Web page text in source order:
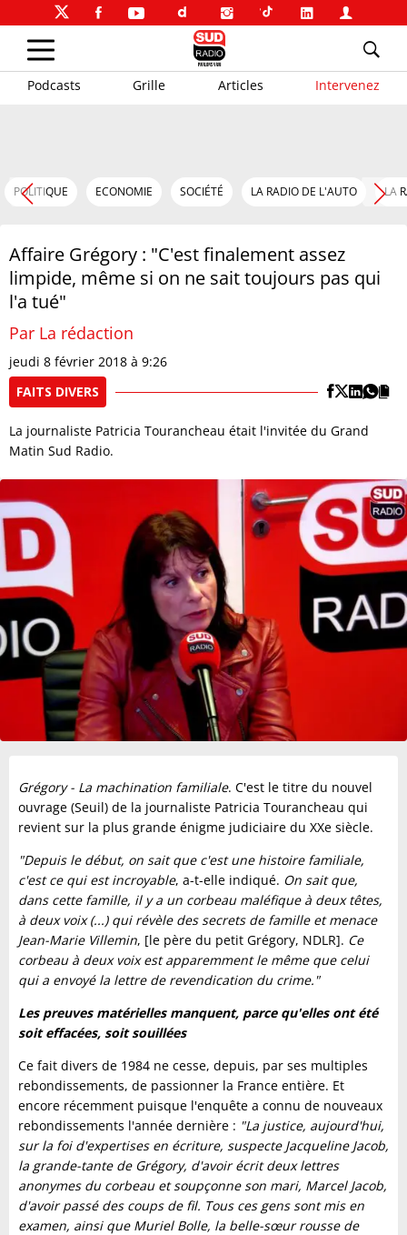
Podcasts Grille Articles Intervenez
POLITIQUE ECONOMIE SOCIÉTÉ LA RADIO DE L'AUTO LA
Affaire Grégory : "C'est finalement assez
limpide, même si on ne sait toujours pas qui
l'a tué"
Par La rédaction
jeudi 8 février 2018 à 9:26
FAITS DIVERS
La journaliste Patricia Tourancheau était l'invitée du Grand
Matin Sud Radio.
Grégory - La machination familiale. C'est le titre du nouvel
ouvrage (Seuil) de la journaliste Patricia Tourancheau qui
revient sur la plus grande énigme judiciaire du XXe siècle.
"Depuis le début, on sait que c'est une histoire familiale,
c'est ce qui est incroyable, a-t-elle indiqué. On sait que,
dans cette famille, il y a un corbeau maléfique à deux têtes,
à deux voix (...) qui révèle des secrets de famille et menace
Jean-Marie Villemin, [le père du petit Grégory, NDLR]. Ce
corbeau à deux voix est apparemment le même que celui
qui a envoyé la lettre de revendication du crime."
Les preuves matérielles manquent, parce qu'elles ont été
soit effacées, soit souillées
Ce fait divers de 1984 ne cesse, depuis, par ses multiples
rebondissements, de passionner la France entière. Et
encore récemment puisque l'enquête a connu de nouveaux
rebondissements l'année dernière : "La justice, aujourd'hui,
sur la foi d'expertises en écriture, suspecte Jacqueline Jacob,
la grande-tante de Grégory, d'avoir écrit deux lettres
anonymes du corbeau et soupçonne son mari, Marcel Jacob,
d'avoir passé des coups de fil. Tous ces gens sont mis en
examen, ainsi que Muriel Bolle, la belle-sœur rousse de